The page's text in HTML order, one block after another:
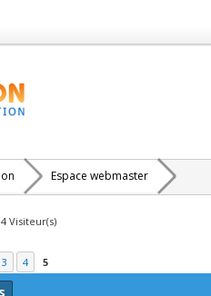
Espace webmaster
Visiteur(s)
3 4 5